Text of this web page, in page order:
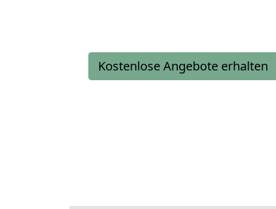
Kostenlose Angebote erhalten